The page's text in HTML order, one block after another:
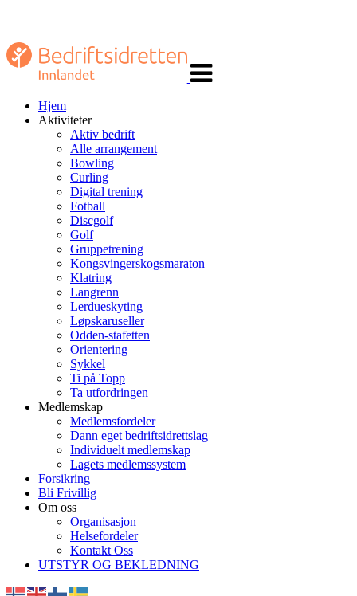
navigasjon
Hjem
Aktiviteter
Aktiv bedrift
Alle arrangement
Bowling
Curling
Digital trening
Fotball
Discgolf
Golf
Gruppetrening
Kongsvingerskogsmaraton
Klatring
Langrenn
Lerdueskyting
Løpskaruseller
Odden-stafetten
Orientering
Sykkel
Ti på Topp
Ta utfordringen
Medlemskap
Medlemsfordeler
Dann eget bedriftsidrettslag
Individuelt medlemskap
Lagets medlemssystem
Forsikring
Bli Frivillig
Om oss
Organisasjon
Helsefordeler
Kontakt Oss
UTSTYR OG BEKLEDNING